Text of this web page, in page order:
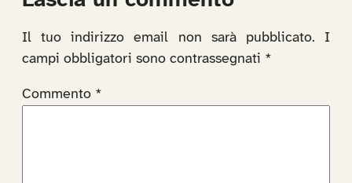
Il tuo indirizzo email non sarà pubblicato.
I
campi obbligatori sono contrassegnati *
Commento *